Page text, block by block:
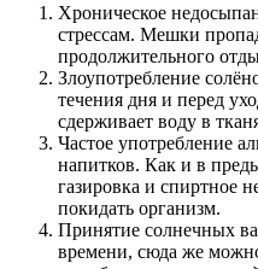
Хроническое
стрессам. Мешки
продолжительного
Злоупотребление
течения дня и перед
сдерживает воду в
Частое употребление
напитков. Как и в
газировка и спиртное
покидать организм.
Принятие солнечных
времени, сюда же